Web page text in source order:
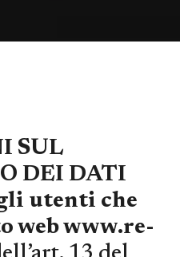
SUL
DEI DATI
utenti che
web www.re-